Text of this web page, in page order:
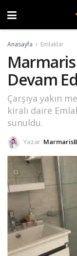
Anasayfa Emlaklar
Marmaris
Devam
Çarşıya yakın
kiralı daire
sunuldu.
Yazar: